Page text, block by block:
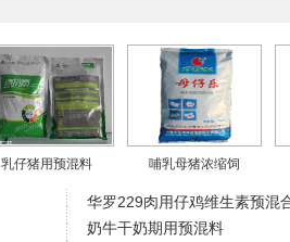
乳仔猪用预混料 哺乳母猪浓缩饲
华罗229肉用仔鸡维生素预混
奶牛干奶期用预混料